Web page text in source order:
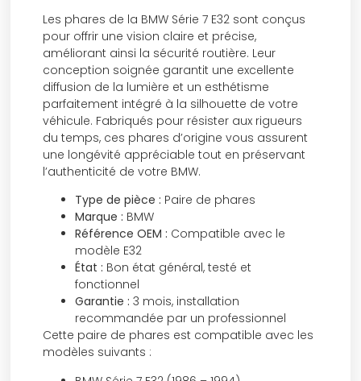
Les phares de la BMW Série 7 E32 sont conçus
pour offrir une vision claire et précise,
améliorant ainsi la sécurité routière. Leur
conception soignée garantit une excellente
diffusion de la lumière et un esthétisme
parfaitement intégré à la silhouette de votre
véhicule. Fabriqués pour résister aux rigueurs
du temps, ces phares d’origine vous assurent
une longévité appréciable tout en préservant
l’authenticité de votre BMW.
Type de pièce : Paire de phares
Marque : BMW
Référence OEM : Compatible avec le
modèle E32
État : Bon état général, testé et
fonctionnel
Garantie : 3 mois, installation
recommandée par un professionnel
Cette paire de phares est compatible avec les
modèles suivants :